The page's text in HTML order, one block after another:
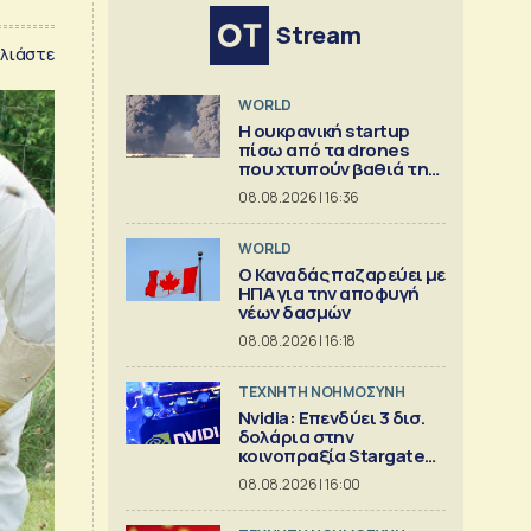
Stream
WORLD
Η ουκρανική startup
πίσω από τα drones
που χτυπούν βαθιά τη
Ρωσία
08.08.2026 | 16:36
WORLD
Ο Καναδάς παζαρεύει με
ΗΠΑ για την αποφυγή
νέων δασμών
08.08.2026 | 16:18
TΕΧΝΗΤΗ ΝΟΗΜΟΣΥΝΗ
Nvidia: Επενδύει 3 δισ.
δολάρια στην
κοινοπραξία Stargate
για κέντρα δεδομένων
08.08.2026 | 16:00